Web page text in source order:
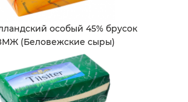
особый 45% брусок
(Беловежские сыры)